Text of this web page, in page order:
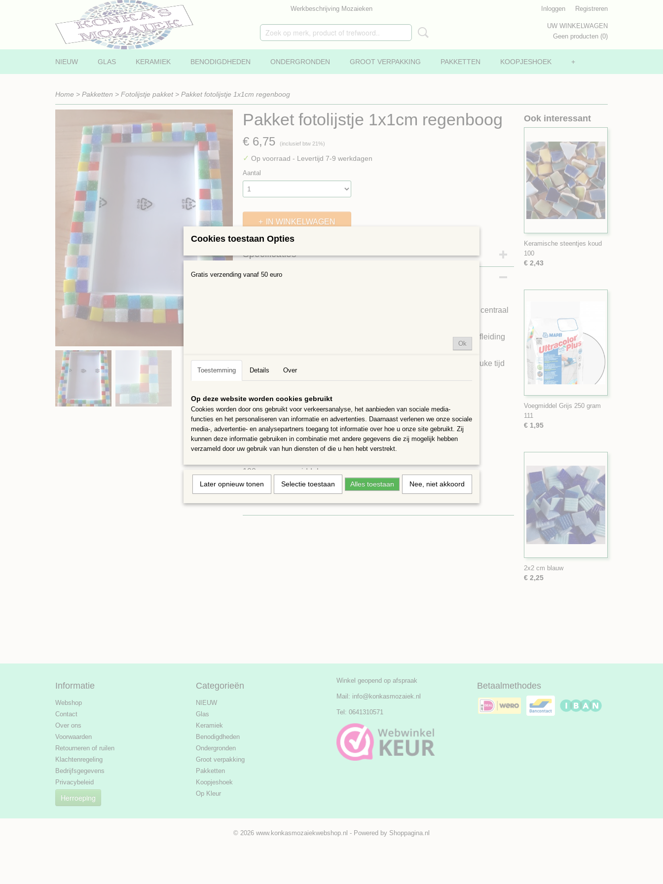
Werkbeschrijving Mozaieken Inloggen Registreren
UW WINKELWAGEN
Geen producten (0)
NIEUW GLAS KERAMIEK BENODIGDHEDEN ONDERGRONDEN GROOT VERPAKKING PAKKETTEN KOOPJESHOEK +
Home > Pakketten > Fotolijstje pakket> Pakket fotolijstje 1x1cm regenboog
Pakket fotolijstje 1x1cm regenboog
€ 6,75 (inclusief btw 21%)
✓ Op voorraad - Levertijd 7-9 werkdagen
Aantal
IN WINKELWAGEN
Specificaties
Bruto gewicht
Omschrijving
Heb je binnenkort een feestje of iets anders leuks waarbij knutselen centraal
Denk dan aan onze eenvoudig te maken knutsel pakketten. Leuke afleiding
Als het geheel klaar is, heb je een leuk fotolijstje gemaakt en een leuke tijd
gehad.
Inhoud:
Voldoende mozaieksteentjes
12 ml lijm
fotolijstje
100 gram voegmiddel
Leuk voor een kinderfeestje.
Ook interessant
Keramische steentjes koud
100
€ 2,43
Voegmiddel Grijs 250 gram
111
€ 1,95
2x2 cm blauw
€ 2,25
Informatie
Webshop
Contact
Over ons
Voorwaarden
Retourneren of ruilen
Klachtenregeling
Bedrijfsgegevens
Privacybeleid
Herroeping
Categorieën
NIEUW
Glas
Keramiek
Benodigdheden
Ondergronden
Groot verpakking
Pakketten
Koopjeshoek
Op Kleur
Winkel geopend op afspraak
Mail: info@konkasmozaiek.nl
Tel: 0641310571
Betaalmethodes
© 2026 www.konkasmozaiekwebshop.nl - Powered by Shoppagina.nl
Cookies toestaan Opties
Gratis verzending vanaf 50 euro
Ok
Toestemming Details Over
Op deze website worden cookies gebruikt
Cookies worden door ons gebruikt voor verkeersanalyse, het aanbieden van sociale media-
functies en het personaliseren van informatie en advertenties. Daarnaast verlenen we onze sociale
media-, advertentie- en analysepartners toegang tot informatie over hoe u onze site gebruikt. Zij
kunnen deze informatie gebruiken in combinatie met andere gegevens die zij mogelijk hebben
verzameld door uw gebruik van hun diensten of die u hen hebt verstrekt.
Later opnieuw tonen Selectie toestaan Alles toestaan Nee, niet akkoord